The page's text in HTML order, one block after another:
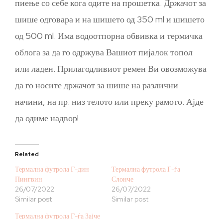
пиење со себе кога одите на прошетка. Држачот за
шише одговара и на шишето од 350 ml и шишето
од 500 ml. Има водоотпорна обвивка и термичка
облога за да го одржува Вашиот пијалок топол
или ладен. Прилагодливиот ремен Ви овозможува
да го носите држачот за шише на различни
начини, на пр. низ телото или преку рамото. Ајде
да одиме надвор!
Related
Термална футрола Г-дин
Пингвин
26/07/2022
Similar post
Термална футрола Г-ѓа
Слонче
26/07/2022
Similar post
Термална футрола Г-ѓа Зајче